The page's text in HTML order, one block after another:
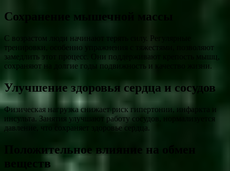
Сохранение мышечной массы
С возрастом люди начинают терять силу. Регулярные
тренировки, особенно упражнения с тяжестями, позволяют
замедлить этот процесс. Они поддерживают крепость мышц,
сохраняют на долгие годы подвижность и качество жизни.
Улучшение здоровья сердца и сосудов
Физическая нагрузка снижает риск гипертонии, инфаркта и
инсульта. Занятия улучшают работу сосудов, нормализуется
давление, что сохраняет здоровье сердца.
Положительное влияние на обмен
веществ